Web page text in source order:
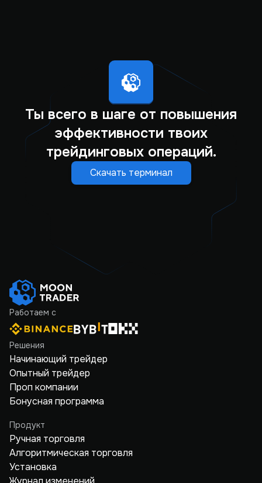
Ты всего в шаге от повышения
эффективности твоих
трейдинговых операций.
Скачать терминал
Работаем с
Решения
Начинающий трейдер
Опытный трейдер
Проп компании
Бонусная программа
Продукт
Ручная торговля
Алгоритмическая торговля
Установка